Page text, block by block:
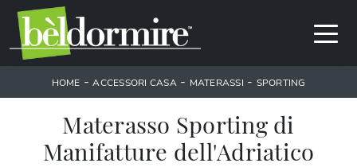
HOME -ACCESSORI CASA- MATERASSI - SPORTING
Materasso Sporting di
Manifatture dell'Adriatico